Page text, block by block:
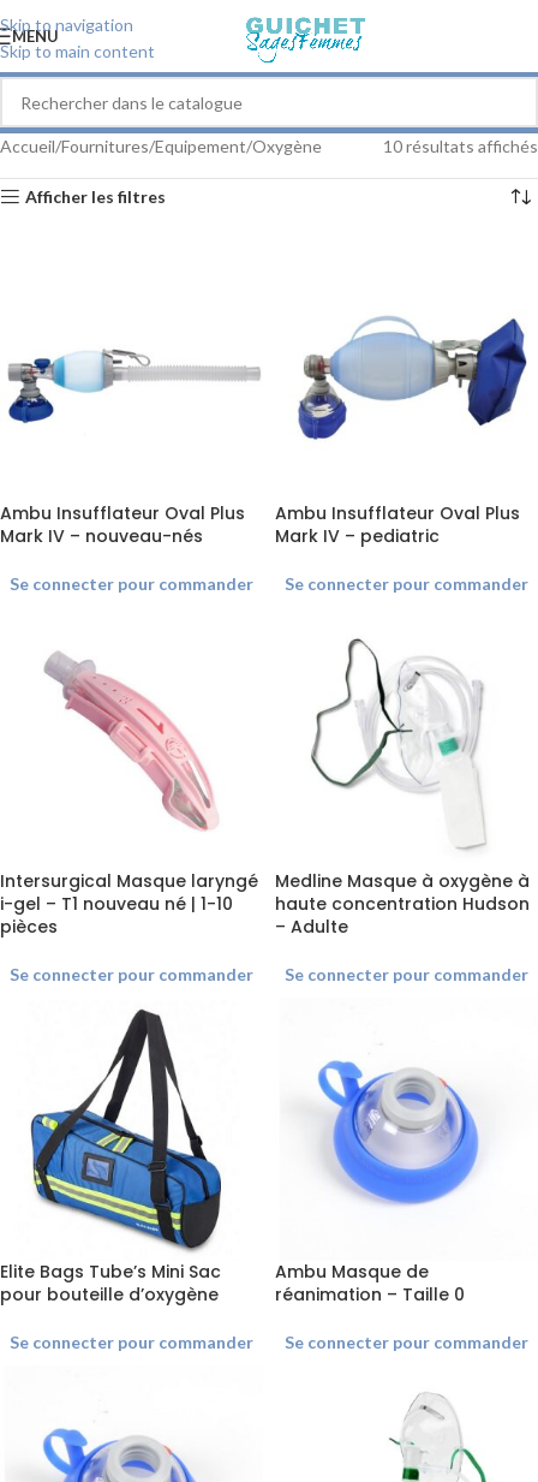
Skip to navigation
Skip to main content
MENU
Accueil Fournitures Equipement Oxygène 10 résultats affichés
Afficher les filtres
Ambu Insufflateur Oval Plus
Mark IV – nouveau-nés
Se connecter pour commander
Ambu Insufflateur Oval Plus
Mark IV – pediatric
Se connecter pour commander
Intersurgical Masque laryngé
i-gel – T1 nouveau né | 1-10
pièces
Se connecter pour commander
Medline Masque à oxygène à
haute concentration Hudson
– Adulte
Se connecter pour commander
Elite Bags Tube’s Mini Sac
pour bouteille d’oxygène
Se connecter pour commander
Ambu Masque de
réanimation – Taille 0
Se connecter pour commander